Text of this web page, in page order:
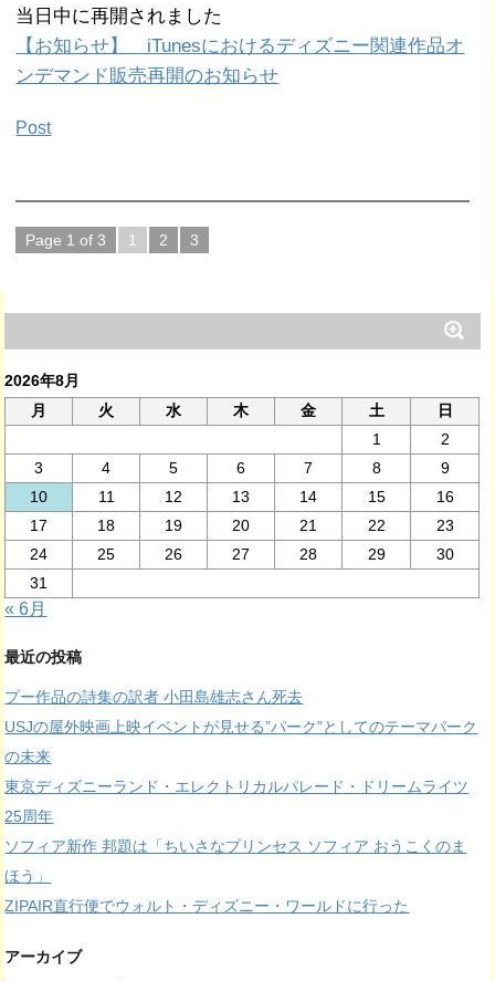
当日中に再開されました
【お知らせ】 iTunesにおけるディズニー関連作品オ
ンデマンド販売再開のお知らせ
Post
Page 1 of 3 1 2 3
2026年8月
月
火 水 木 金 土
日
1
2
3
4 5 6 7 8
9
10
11 12 13 14 15
16
17
18 19 20 21 22
23
24
25 26 27 28 29
30
31
« 6月
最近の投稿
プー作品の詩集の訳者 小田島雄志さん死去
USJの屋外映画上映イベントが見せる”パーク”としてのテーマパーク
の未来
東京ディズニーランド・エレクトリカルパレード・ドリームライツ
25周年
ソフィア新作 邦題は「ちいさなプリンセス ソフィア おうこくのま
ほう」
ZIPAIR直行便でウォルト・ディズニー・ワールドに行った
アーカイブ